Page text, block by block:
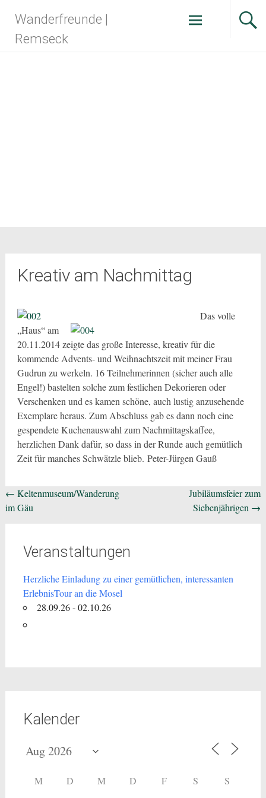
Inhalt
springen
Wanderfreunde |
Remseck
Kreativ am Nachmittag
Das volle
„Haus“ am
20.11.2014 zeigte das große Interesse, kreativ für die
kommende Advents- und Weihnachtszeit mit meiner Frau
Gudrun zu werkeln. 16 Teilnehmerinnen (sicher auch alle
Engel!) bastelten solche zum festlichen Dekorieren oder
Verschenken und es kamen schöne, auch lustig anzusehende
Exemplareheraus. Zum Abschluss gab es dann noch eine
gespendete Kuchenauswahl zum Nachmittagskaffee,
herzlichen Dank dafür, so dass in der Runde auch gemütlich
Zeit für manches Schwätzle blieb. Peter-Jürgen Gauß
Beitragsnavigation
← Keltenmuseum/Wanderung
im Gäu
Jubiläumsfeier zum
Siebenjährigen →
Veranstaltungen
Herzliche Einladung zu einer gemütlichen, interessanten
ErlebnisTour an die Mosel
28.09.26 - 02.10.26
Kalender
M D M D F S S